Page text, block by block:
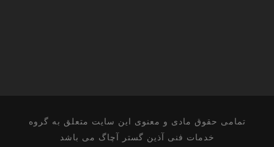
تمامی حقوق مادی و معنوی این سایت متعلق به گروه
خدمات فنی آذین گستر آچاگ می باشد